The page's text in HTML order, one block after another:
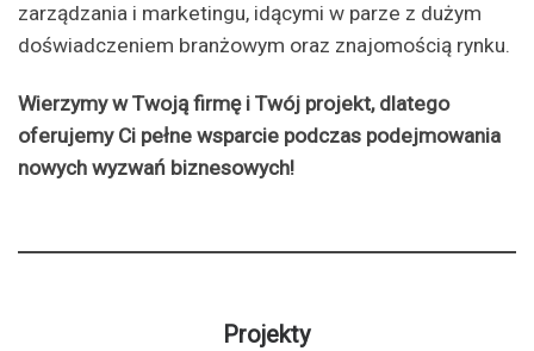
zarządzania i marketingu, idącymi w parze z dużym
doświadczeniem branżowym oraz znajomością rynku.
Wierzymy w Twoją firmę i Twój projekt, dlatego
oferujemy Ci pełne wsparcie podczas podejmowania
nowych wyzwań biznesowych!
Projekty